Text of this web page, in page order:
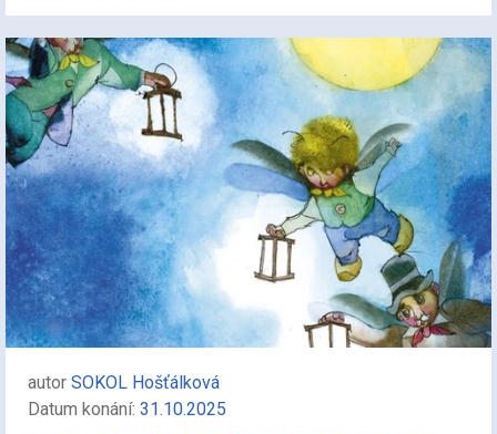
autor SOKOL Hošťálková
Datum konání: 31.10.2025